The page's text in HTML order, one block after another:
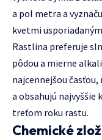
a pol metra a
kvetmi
Rastlina preferuje
pôdou a mierne
najcennejšou
a obsahujú
treťom roku rastu.
Chemické